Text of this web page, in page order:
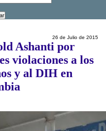
26 de Julio de 2015
Ashanti por
violaciones a los
y al DIH en